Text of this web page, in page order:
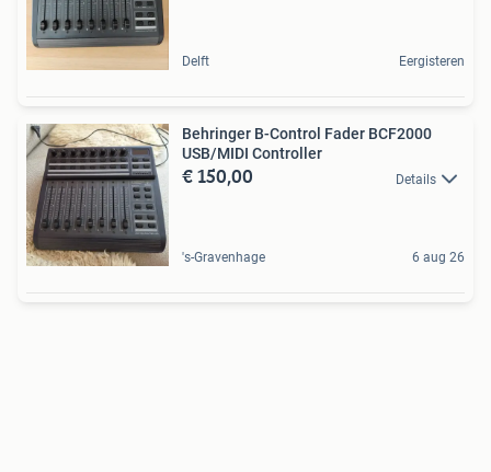
Delft Eergisteren
Behringer B-Control Fader BCF2000
USB/MIDI Controller
€ 150,00 Details
's-Gravenhage 6 aug 26